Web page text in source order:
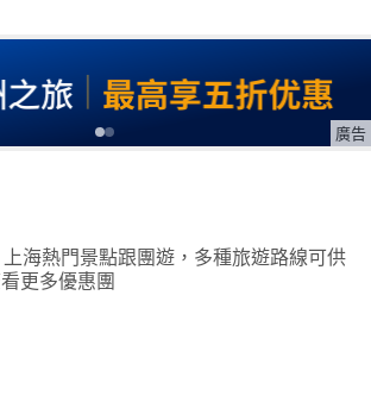
廣告
上海熱門景點跟團遊，多種旅遊路線可供
更多優惠團